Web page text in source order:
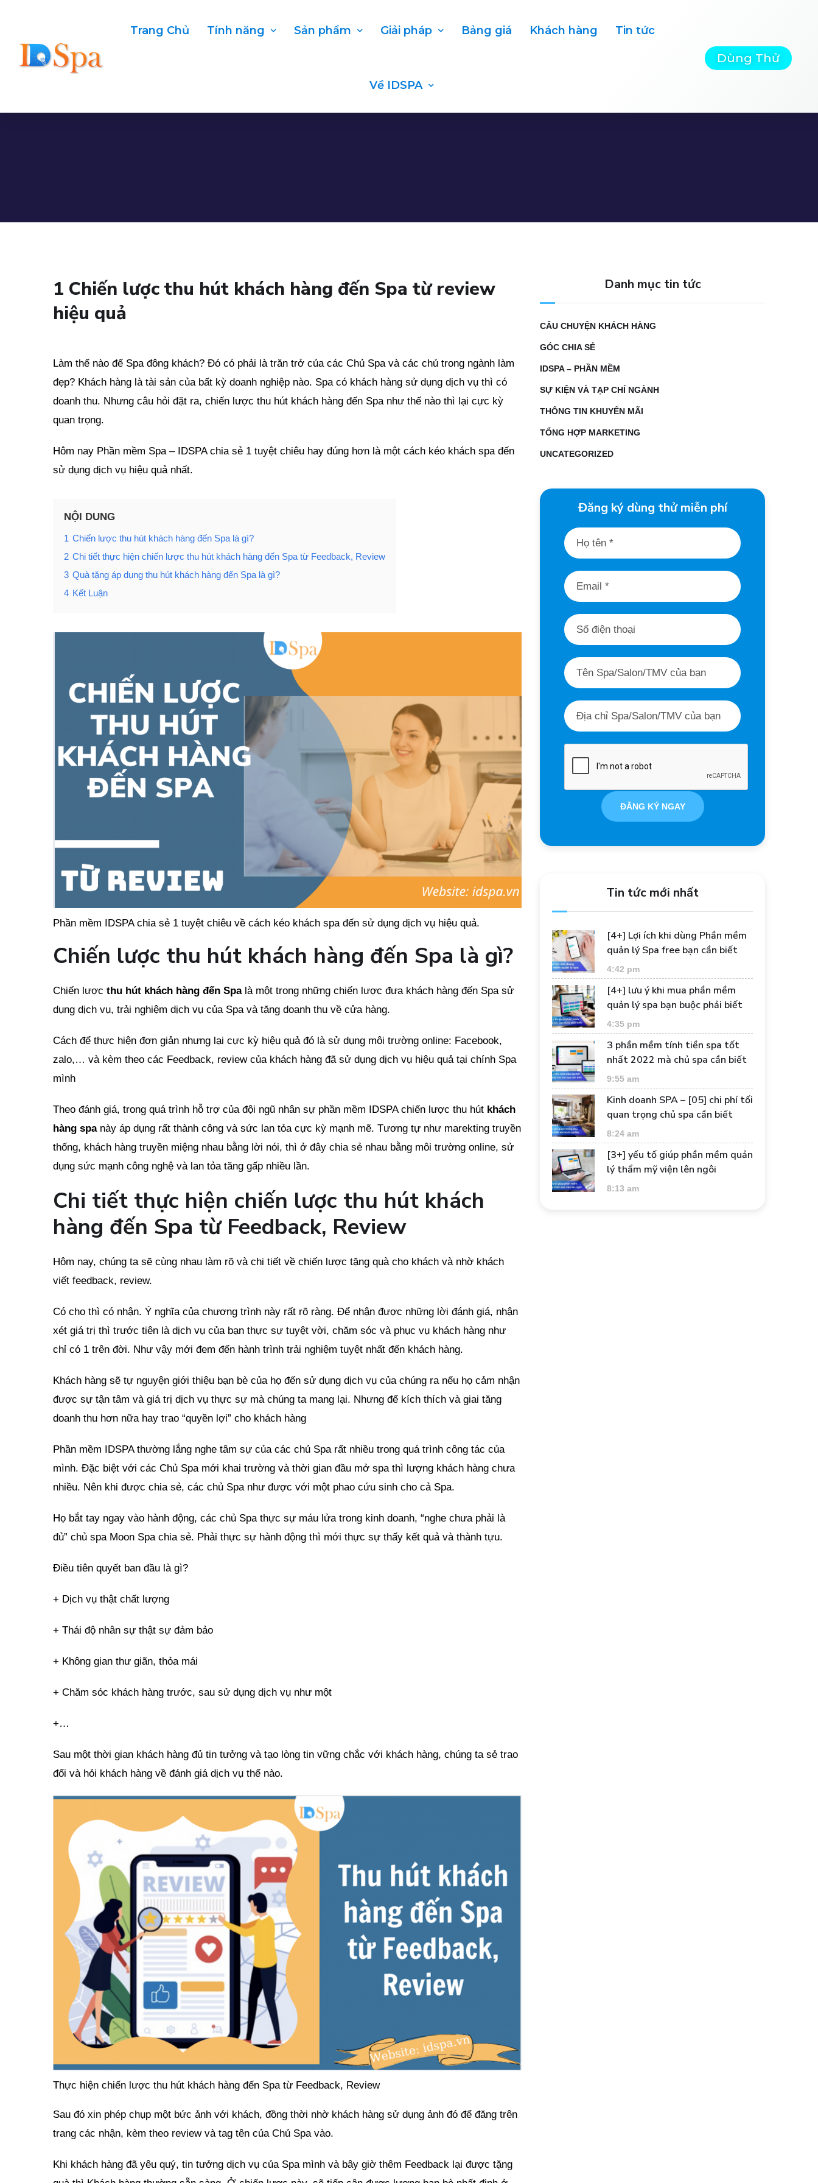
Trang Chủ Tính năng Sản phẩm Giải pháp Bảng giá Khách hàng Tin tức
Về IDSPA
Dùng Thử
1 Chiến lược thu hút khách hàng đến Spa từ review
hiệu quả
Làm thế nào để Spa đông khách? Đó có phải là trăn trở của các Chủ Spa và các chủ trong ngành làm
đẹp? Khách hàng là tài sản của bất kỳ doanh nghiệp nào. Spa có khách hàng sử dụng dịch vụ thì có
doanh thu. Nhưng câu hỏi đặt ra, chiến lược thu hút khách hàng đến Spa như thế nào thì lại cực kỳ
quan trọng.
Hôm nay Phần mềm Spa – IDSPA chia sẻ 1 tuyệt chiêu hay đúng hơn là một cách kéo khách spa đến
sử dụng dịch vụ hiệu quả nhất.
NỘI DUNG
1 Chiến lược thu hút khách hàng đến Spa là gì?
2 Chi tiết thực hiện chiến lược thu hút khách hàng đến Spa từ Feedback, Review
3 Quà tặng áp dụng thu hút khách hàng đến Spa là gì?
4 Kết Luận
Phần mềm IDSPA chia sẻ 1 tuyệt chiêu về cách kéo khách spa đến sử dụng dịch vụ hiệu quả.
Chiến lược thu hút khách hàng đến Spa là gì?
Chiến lược thu hút khách hàng đến Spalà một trong những chiến lược đưa khách hàng đến Spa sử
dụng dịch vụ, trải nghiệm dịch vụ của Spa và tăng doanh thu về cửa hàng.
Cách để thực hiện đơn giản nhưng lại cực kỳ hiệu quả đó là sử dụng môi trường online: Facebook,
zalo,… và kèm theo các Feedback, review của khách hàng đã sử dụng dịch vụ hiệu quả tại chính Spa
mình
Theo đánh giá, trong quá trình hỗ trợ của đội ngũ nhân sự phần mềm IDSPA chiến lược thu hút khách
hàng spa này áp dụng rất thành công và sức lan tỏa cực kỳ mạnh mẽ. Tương tự như marekting truyền
thống, khách hàng truyền miệng nhau bằng lời nói, thì ở đây chia sẻ nhau bằng môi trường online, sử
dụng sức mạnh công nghệ và lan tỏa tăng gấp nhiều lần.
Chi tiết thực hiện chiến lược thu hút khách
hàng đến Spa từ Feedback, Review
Hôm nay, chúng ta sẽ cùng nhau làm rõ và chi tiết về chiến lược tặng quà cho khách và nhờ khách
viết feedback, review.
Có cho thì có nhận. Ý nghĩa của chương trình này rất rõ ràng. Để nhận được những lời đánh giá, nhận
xét giá trị thì trước tiên là dịch vụ của bạn thực sự tuyệt vời, chăm sóc và phục vụ khách hàng như
chỉ có 1 trên đời. Như vậy mới đem đến hành trình trải nghiệm tuyệt nhất đến khách hàng.
Khách hàng sẽ tự nguyện giới thiệu bạn bè của họ đến sử dụng dịch vụ của chúng ra nếu họ cảm nhận
được sự tận tâm và giá trị dịch vụ thực sự mà chúng ta mang lại. Nhưng để kích thích và giai tăng
doanh thu hơn nữa hay trao “quyền lợi” cho khách hàng
Phần mềm IDSPA thường lắng nghe tâm sự của các chủ Spa rất nhiều trong quá trình công tác của
mình. Đặc biệt với các Chủ Spa mới khai trường và thời gian đầu mở spa thì lượng khách hàng chưa
nhiều. Nên khi được chia sẻ, các chủ Spa như được với một phao cứu sinh cho cả Spa.
Họ bắt tay ngay vào hành động, các chủ Spa thực sự máu lửa trong kinh doanh, “nghe chưa phải là
đủ” chủ spa Moon Spa chia sẻ. Phải thực sự hành động thì mới thực sự thấy kết quả và thành tựu.
Điều tiên quyết ban đầu là gì?
+ Dịch vụ thật chất lượng
+ Thái độ nhân sự thật sự đảm bảo
+ Không gian thư giãn, thỏa mái
+ Chăm sóc khách hàng trước, sau sử dụng dịch vụ như một
+…
Sau một thời gian khách hàng đủ tin tưởng và tạo lòng tin vững chắc với khách hàng, chúng ta sẻ trao
đổi và hỏi khách hàng về đánh giá dịch vụ thế nào.
Thực hiện chiến lược thu hút khách hàng đến Spa từ Feedback, Review
Sau đó xin phép chụp một bức ảnh với khách, đồng thời nhờ khách hàng sử dụng ảnh đó để đăng trên
trang các nhận, kèm theo review và tag tên của Chủ Spa vào.
Khi khách hàng đã yêu quý, tin tưởng dịch vụ của Spa mình và bây giờ thêm Feedback lại được tặng
Danh mục tin tức
CÂU CHUYỆN KHÁCH HÀNG
GÓC CHIA SẺ
IDSPA – PHẦN MỀM
SỰ KIỆN VÀ TẠP CHÍ NGÀNH
THÔNG TIN KHUYẾN MÃI
TỔNG HỢP MARKETING
UNCATEGORIZED
Đăng ký dùng thử miễn phí
ĐĂNG KÝ NGAY
Tin tức mới nhất
[4+] Lợi ích khi dùng Phần mềm
quản lý Spa free bạn cần biết
4:42 pm
[4+] lưu ý khi mua phần mềm
quản lý spa bạn buộc phải biết
4:35 pm
3 phần mềm tính tiền spa tốt
nhất 2022 mà chủ spa cần biết
9:55 am
Kinh doanh SPA – [05] chi phí tối
quan trọng chủ spa cần biết
8:24 am
[3+] yếu tố giúp phần mềm quản
lý thẩm mỹ viện lên ngôi
8:13 am